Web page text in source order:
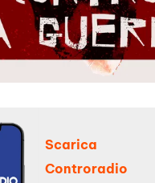
Scarica
Controradio